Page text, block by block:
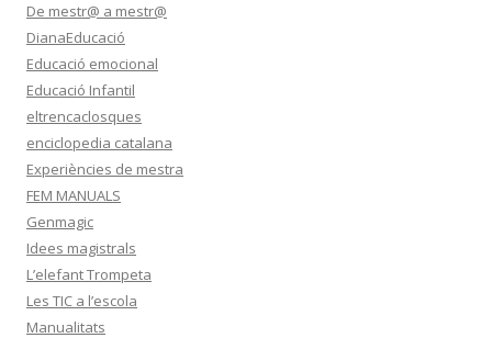
De mestr@ a mestr@
DianaEducació
Educació emocional
Educació Infantil
eltrencaclosques
enciclopedia catalana
Experiències de mestra
FEM MANUALS
Genmagic
Idees magistrals
L’elefant Trompeta
Les TIC a l’escola
Manualitats